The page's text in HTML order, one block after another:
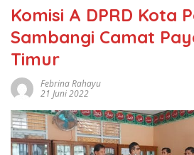
Komisi A DPRD Kota
Sambangi Camat
Timur
Febrina Rahayu
21 Juni 2022